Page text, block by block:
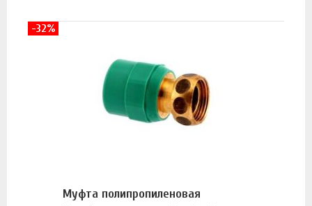
Муфта полипропиленовая
-32%